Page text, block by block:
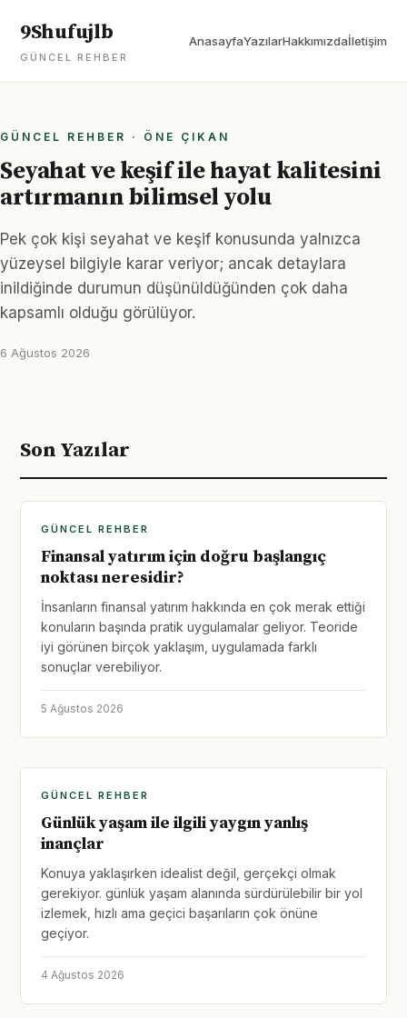
9Shufujlb
GÜNCEL REHBER
AnasayfaYazılarHakkımızdaİletişim
GÜNCEL REHBER · ÖNE ÇIKAN
Seyahat ve keşif ile hayat kalitesini
artırmanın bilimsel yolu
Pek çok kişi seyahat ve keşif konusunda yalnızca
yüzeysel bilgiyle karar veriyor; ancak detaylara
inildiğinde durumun düşünüldüğünden çok daha
kapsamlı olduğu görülüyor.
6 Ağustos 2026
Son Yazılar
GÜNCEL REHBER
Finansal yatırım için doğru başlangıç
noktası neresidir?
İnsanların finansal yatırım hakkında en çok merak ettiği
konuların başında pratik uygulamalar geliyor. Teoride
iyi görünen birçok yaklaşım, uygulamada farklı
sonuçlar verebiliyor.
5 Ağustos 2026
GÜNCEL REHBER
Günlük yaşam ile ilgili yaygın yanlış
inançlar
Konuya yaklaşırken idealist değil, gerçekçi olmak
gerekiyor. günlük yaşam alanında sürdürülebilir bir yol
izlemek, hızlı ama geçici başarıların çok önüne
geçiyor.
4 Ağustos 2026